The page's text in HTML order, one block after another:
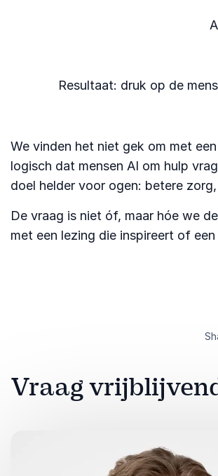
Resultaat: druk op de
We vinden het niet gek om met
logisch dat mensen AI om hulp
doel helder voor ogen: betere
De vraag is niet óf, maar hóe we
met een lezing die inspireert of
Vraag